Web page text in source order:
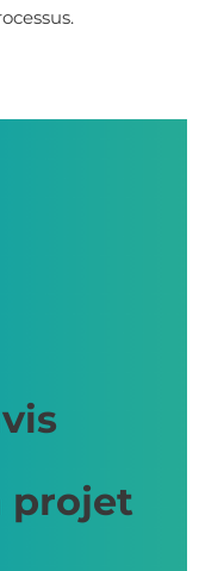
projet